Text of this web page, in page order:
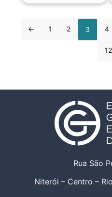
← 1 2 3 4
12
Rua São
Niterói – Centro –